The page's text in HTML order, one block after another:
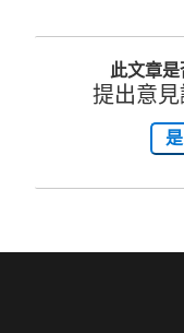
新
視
窗
開
啟
此文章是
提出意見
是